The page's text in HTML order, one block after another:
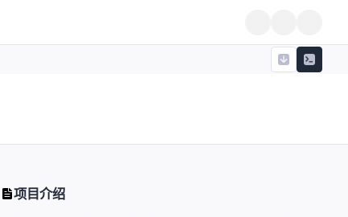
项目介绍